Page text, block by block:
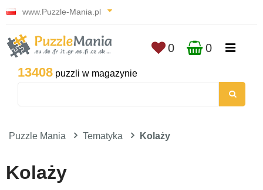
www.Puzzle-Mania.pl
13408 puzzli w magazynie
0 0
Puzzle Mania Tematyka Kolaży
Kolaży